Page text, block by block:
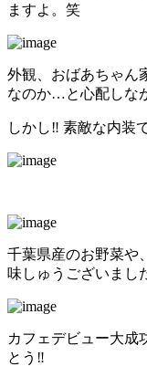
ますよ。笑
外観、おばあちゃん
なのか…と心配しな
しかし‼︎ 素敵な内装
千葉県産のお野菜や
味しゅうございまし
カフェデビュー大成
とう‼︎